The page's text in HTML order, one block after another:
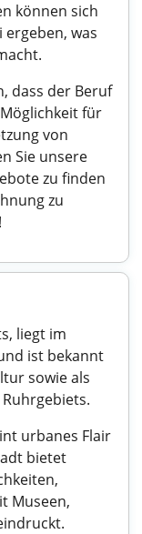
können sich
was
dass der Beruf
für
von
Sie unsere
zu finden
zu
liegt im
ist bekannt
sowie als
urbanes Flair
bietet
Museen,